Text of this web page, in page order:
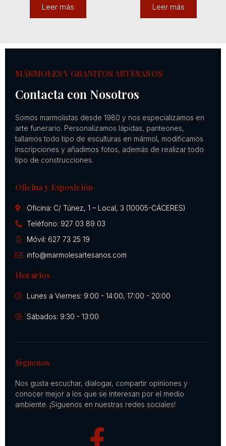
Leer más Leer más
MÁRMOLES Y GRANITOS ARTESANOS
Contacta con Nosotros
Somos marmolistas desde 1980 y nos especializamos en
arte funerario. Personalizamos lápidas, panteones,
tallamos todo tipo de esculturas en mármol, modificamos
inscripciones y añadimos fotos, además de realizar todo
tipo de construcciones.
Oficina y Exposición
Oficina: C/ Túnez, 1 – Local, 3 (10005-CÁCERES)
Teléfono: 927 03 89 03
Móvil: 627 73 25 19
info@marmolesartesanos.com
Horarios
Lunes a Viernes: 9:00 - 14:00, 17:00 - 20:00
Sábados: 9:30 - 13:00
Síguenos
Nos gusta escuchar, dialogar, compartir opiniones y
conocer mejor a los que se interesan por el medio
ambiente. ¡Síguenos en nuestras redes sociales!